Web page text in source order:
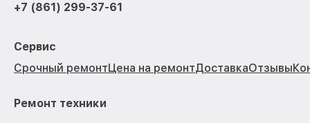
+7 (861) 299-37-61
Сервис
Срочный ремонтЦена на ремонтДоставкаОтзывы
Ремонт техники